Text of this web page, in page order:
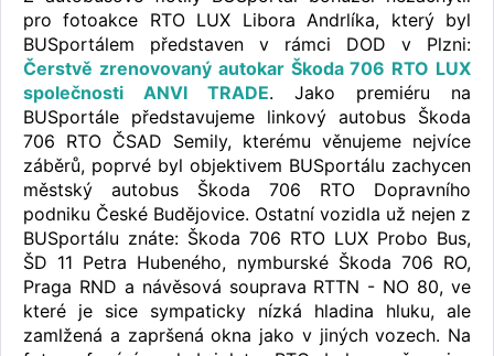
pro fotoakce RTO LUX Libora Andrlíka, který byl
BUSportálem představen v rámci DOD v Plzni:
Čerstvě zrenovovaný autokar Škoda 706 RTO LUX
společnosti ANVI TRADE. Jako premiéru na
BUSportále představujeme linkový autobus Škoda
706 RTO ČSAD Semily, kterému věnujeme nejvíce
záběrů, poprvé byl objektivem BUSportálu zachycen
městský autobus Škoda 706 RTO Dopravního
podniku České Budějovice. Ostatní vozidla už nejen z
BUSportálu znáte: Škoda 706 RTO LUX Probo Bus,
ŠD 11 Petra Hubeného, nymburské Škoda 706 RO,
Praga RND a návěsová souprava RTTN - NO 80, ve
které je sice sympaticky nízká hladina hluku, ale
zamlžená a zapršená okna jako v jiných vozech. Na